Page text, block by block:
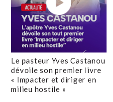
Le pasteur Yves Castanou
dévoile son premier livre
« Impacter et diriger en
milieu hostile »